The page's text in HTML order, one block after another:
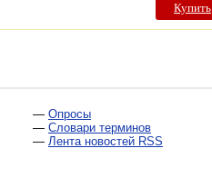
Купить
— Опросы
— Словари терминов
— Лента новостей RSS